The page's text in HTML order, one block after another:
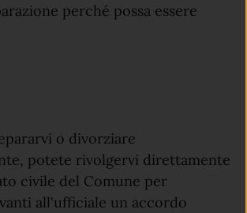
perché possa essere
o divorziare
potete rivolgervi direttamente
civile del Comune per
all'ufficiale un accordo